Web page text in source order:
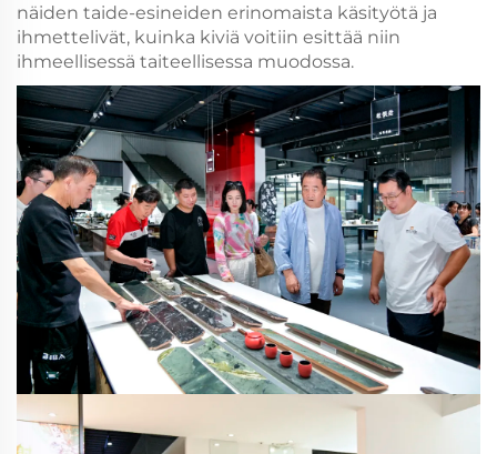
näiden taide-esineiden erinomaista käsityötä ja
ihmettelivät, kuinka kiviä voitiin esittää niin
ihmeellisessä taiteellisessa muodossa.